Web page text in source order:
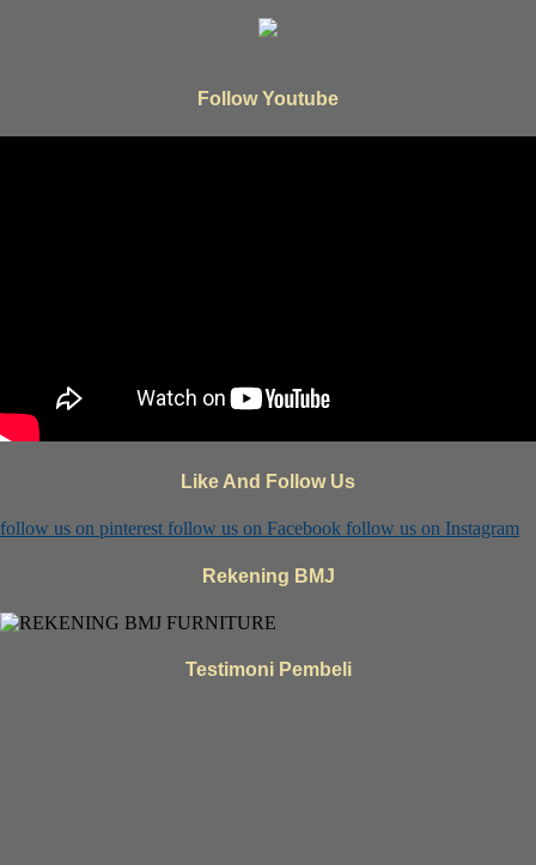
Follow Youtube
Like And Follow Us
follow us on pinterest follow us on Facebook follow us on Instagram
Rekening BMJ
Testimoni Pembeli